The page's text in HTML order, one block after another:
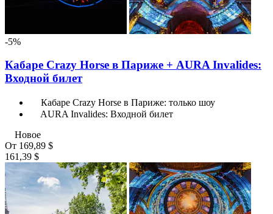
-5%
Кабаре Crazy Horse в Париже + AURA Invalides:
Входной билет
Кабаре Crazy Horse в Париже: только шоу
AURA Invalides: Входной билет
Новое
От 169,89 $
161,39 $